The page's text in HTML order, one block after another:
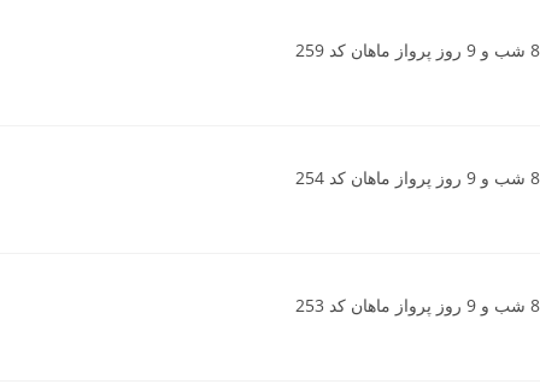
8 شب و 9 روز پرواز ماهان کد 259
8 شب و 9 روز پرواز ماهان کد 254
8 شب و 9 روز پرواز ماهان کد 253